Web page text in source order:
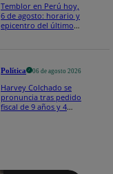
Temblor en Perú hoy,
6 de agosto: horario y
epicentro del último
Política 06 de agosto 2026
Harvey Colchado se
pronuncia tras pedido
fiscal de 9 años y 4